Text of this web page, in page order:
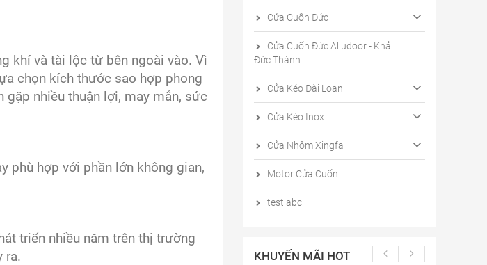
khí và tài lộc từ bên ngoài vào. Vì
chọn kích thước sao hợp phong
nhiều thuận lợi, may mắn, sức
phù hợp với phần lớn không gian,
triển nhiều năm trên thị trường
ra.
Cửa Cuốn Đức
Cửa Cuốn Đức Alludoor - Khải
Đức Thành
Cửa Kéo Đài Loan
Cửa Kéo Inox
Cửa Nhôm Xingfa
Motor Cửa Cuốn
test abc
KHUYẾN MÃI HOT